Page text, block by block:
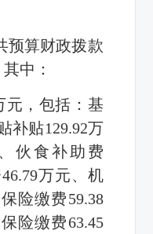
预算财政拨款
中：
元，包括：基
补贴129.92万
伙食补助费
46.79万元、机
险缴费59.38
险缴费63.45